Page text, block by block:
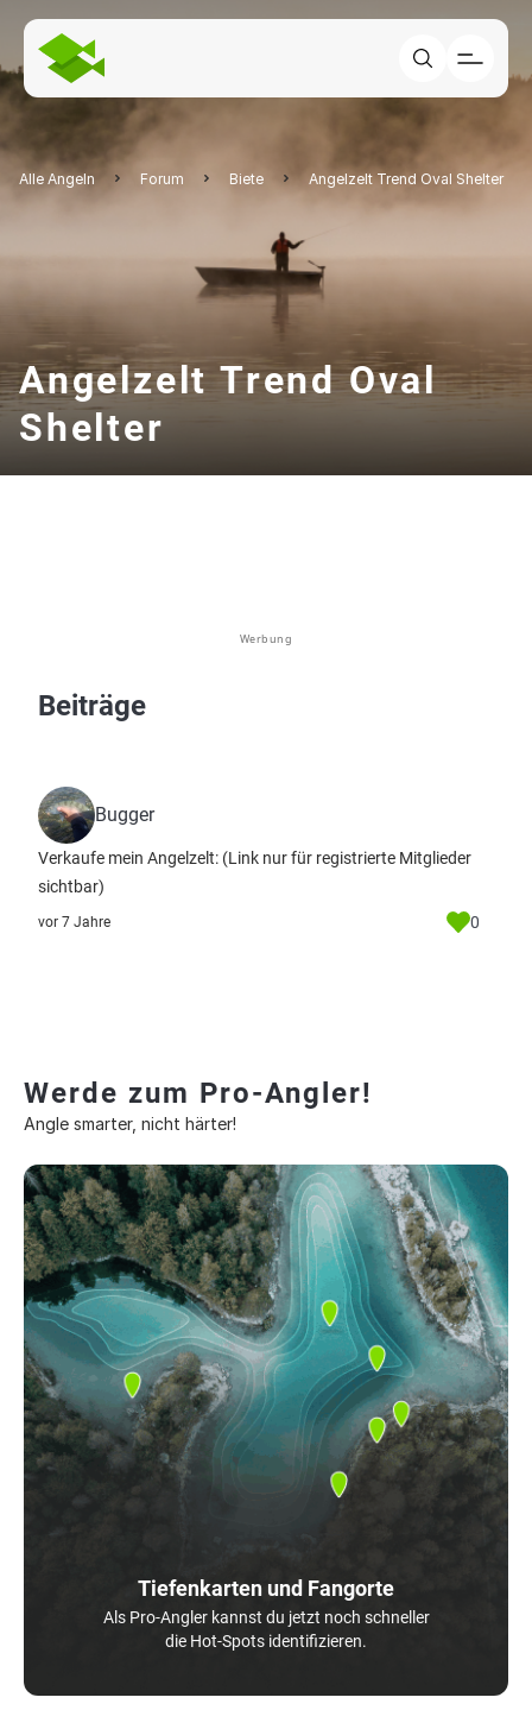
Alle Angeln Forum Biete Angelzelt Trend Oval Shelter
Angelzelt Trend Oval
Shelter
Werbung
Beiträge
Bugger
Verkaufe mein Angelzelt: (Link nur für registrierte Mitglieder
sichtbar)
vor 7 Jahre 0
Werde zum Pro-Angler!
Angle smarter, nicht härter!
Tiefenkarten und Fangorte
Als Pro-Angler kannst du jetzt noch schneller
die Hot-Spots identifizieren.